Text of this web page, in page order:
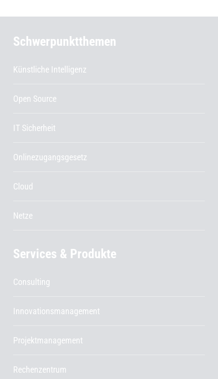
Schwerpunktthemen
Künstliche Intelligenz
Open Source
IT Sicherheit
Onlinezugangsgesetz
Cloud
Netze
Services & Produkte
Consulting
Innovationsmanagement
Projektmanagement
Rechenzentrum